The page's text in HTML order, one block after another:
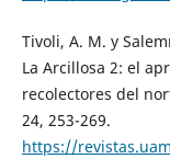
Tivoli, A. M. y
La Arcillosa 2: el
recolectores del
24, 253-269.
https://